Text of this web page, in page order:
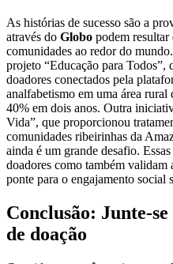
As histórias de sucesso são a
através do Globo podem
comunidades ao redor do
projeto “Educação para Todos”,
doadores conectados pela
analfabetismo em uma área
40% em dois anos. Outra
Vida”, que proporcionou
comunidades ribeirinhas da
ainda é um grande desafio.
doadores como também
ponte para o engajamento social
Conclusão: Junte-
de doação